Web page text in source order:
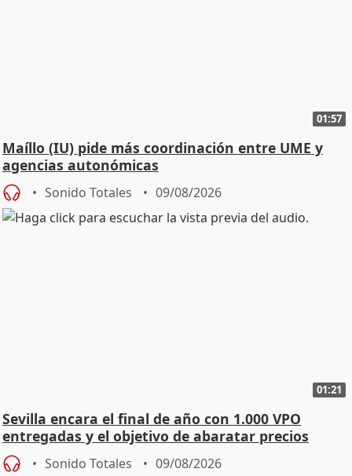
01:57
Maíllo (IU) pide más coordinación entre UME y
agencias autonómicas
Sonido Totales 09/08/2026
01:21
Sevilla encara el final de año con 1.000 VPO
entregadas y el objetivo de abaratar precios
Sonido Totales 09/08/2026